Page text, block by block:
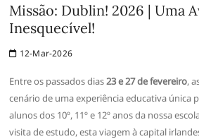
Missão: Dublin! 2026 | Uma
Inesquecível!
12-Mar-2026
Entre os passados dias23 e 27 de fevereiro,
cenário de uma experiência educativa única
alunos dos 10º, 11º e 12º anos da nossa
visita de estudo, esta viagem à capital